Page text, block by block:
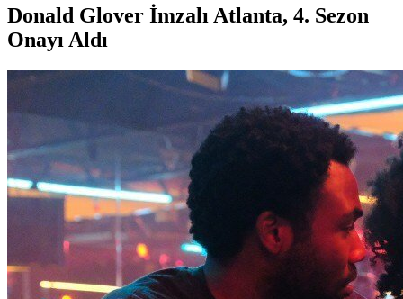
Donald Glover İmzalı Atlanta, 4. Sezon
Onayı Aldı